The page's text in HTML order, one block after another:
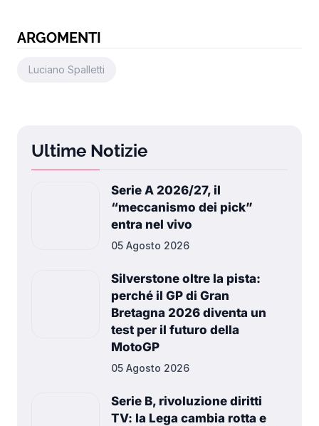
ARGOMENTI
Luciano Spalletti
Ultime Notizie
Serie A 2026/27, il
“meccanismo dei pick”
entra nel vivo
05 Agosto 2026
Silverstone oltre la pista:
perché il GP di Gran
Bretagna 2026 diventa un
test per il futuro della
MotoGP
05 Agosto 2026
Serie B, rivoluzione diritti
TV: la Lega cambia rotta e